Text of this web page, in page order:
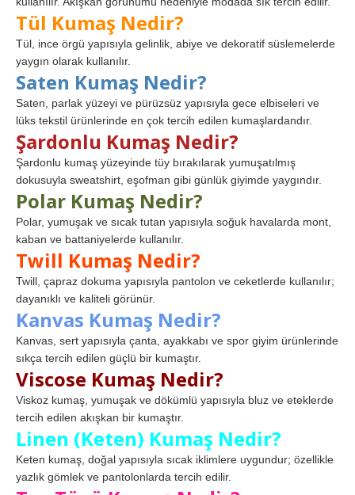
Tül Kumaş Nedir?
Tül, ince örgü yapısıyla gelinlik, abiye ve dekoratif süslemelerde
yaygın olarak kullanılır.
Saten Kumaş Nedir?
Saten, parlak yüzeyi ve pürüzsüz yapısıyla gece elbiseleri ve
lüks tekstil ürünlerinde en çok tercih edilen kumaşlardandır.
Şardonlu Kumaş Nedir?
Şardonlu kumaş yüzeyinde tüy bırakılarak yumuşatılmış
dokusuyla sweatshirt, eşofman gibi günlük giyimde yaygındır.
Polar Kumaş Nedir?
Polar, yumuşak ve sıcak tutan yapısıyla soğuk havalarda mont,
kaban ve battaniyelerde kullanılır.
Twill Kumaş Nedir?
Twill, çapraz dokuma yapısıyla pantolon ve ceketlerde kullanılır;
dayanıklı ve kaliteli görünür.
Kanvas Kumaş Nedir?
Kanvas, sert yapısıyla çanta, ayakkabı ve spor giyim ürünlerinde
sıkça tercih edilen güçlü bir kumaştır.
Viscose Kumaş Nedir?
Viskoz kumaş, yumuşak ve dökümlü yapısıyla bluz ve eteklerde
tercih edilen akışkan bir kumaştır.
Linen (Keten) Kumaş Nedir?
Keten kumaş, doğal yapısıyla sıcak iklimlere uygundur; özellikle
yazlık gömlek ve pantolonlarda tercih edilir.